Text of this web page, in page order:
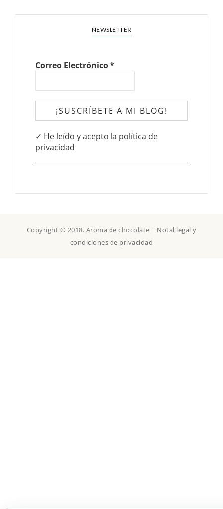
NEWSLETTER
Correo Electrónico*
✓ He leído y acepto la política de
privacidad
Copyright © 2018. Aroma de chocolate | Notal legal y
condiciones de privacidad